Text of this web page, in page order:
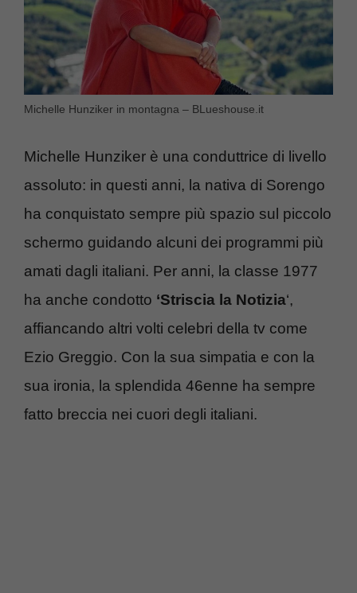
Michelle Hunziker in montagna – BLueshouse.it
Michelle Hunziker è una conduttrice di livello
assoluto: in questi anni, la nativa di Sorengo
ha conquistato sempre più spazio sul piccolo
schermo guidando alcuni dei programmi più
amati dagli italiani. Per anni, la classe 1977
ha anche condotto ‘Striscia la Notizia‘,
affiancando altri volti celebri della tv come
Ezio Greggio. Con la sua simpatia e con la
sua ironia, la splendida 46enne ha sempre
fatto breccia nei cuori degli italiani.